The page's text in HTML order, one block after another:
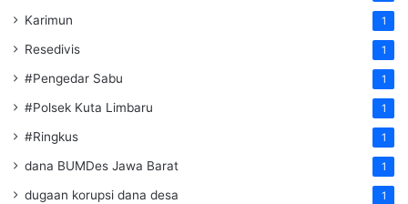
Karimun 1
Resedivis 1
#Pengedar Sabu 1
#Polsek Kuta Limbaru 1
#Ringkus 1
dana BUMDes Jawa Barat 1
dugaan korupsi dana desa 1